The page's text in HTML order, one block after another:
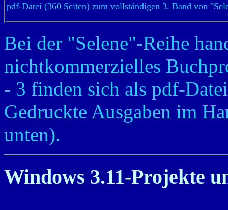
pdf-Datei (360 Seiten) zum vollständigen 3. Band von
Bei der "Selene"-Reihe
nichtkommerzielles
- 3 finden sich als pdf-
Gedruckte Ausgaben im
unten).
Windows 3.11-Projekte